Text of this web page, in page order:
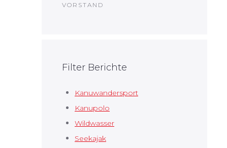
VORSTAND
Filter Berichte
Kanuwandersport
Kanupolo
Wildwasser
Seekajak